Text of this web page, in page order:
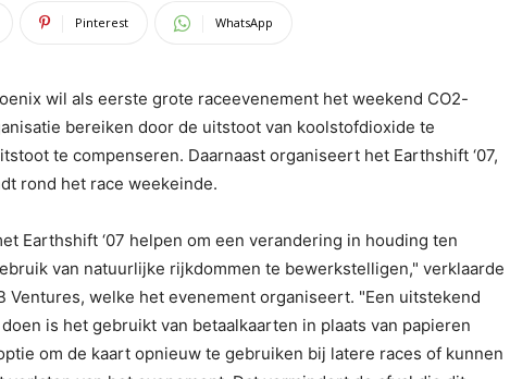
Pinterest WhatsApp
wil als eerste grote raceevenement het weekend CO2-
bereiken door de uitstoot van koolstofdioxide te
te compenseren. Daarnaast organiseert het Earthshift ‘07,
rond het race weekeinde.
Earthshift ‘07 helpen om een verandering in houding ten
van natuurlijke rijkdommen te bewerkstelligen," verklaarde
Ventures, welke het evenement organiseert. "Een uitstekend
is het gebruikt van betaalkaarten in plaats van papieren
om de kaart opnieuw te gebruiken bij latere races of kunnen